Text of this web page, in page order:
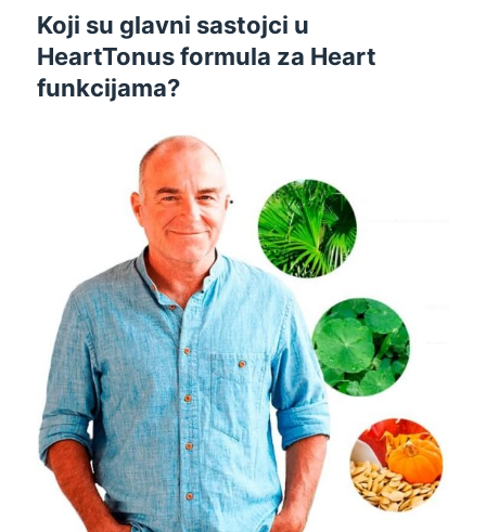
Koji su glavni sastojci u
HeartTonus formula za Heart
funkcijama?